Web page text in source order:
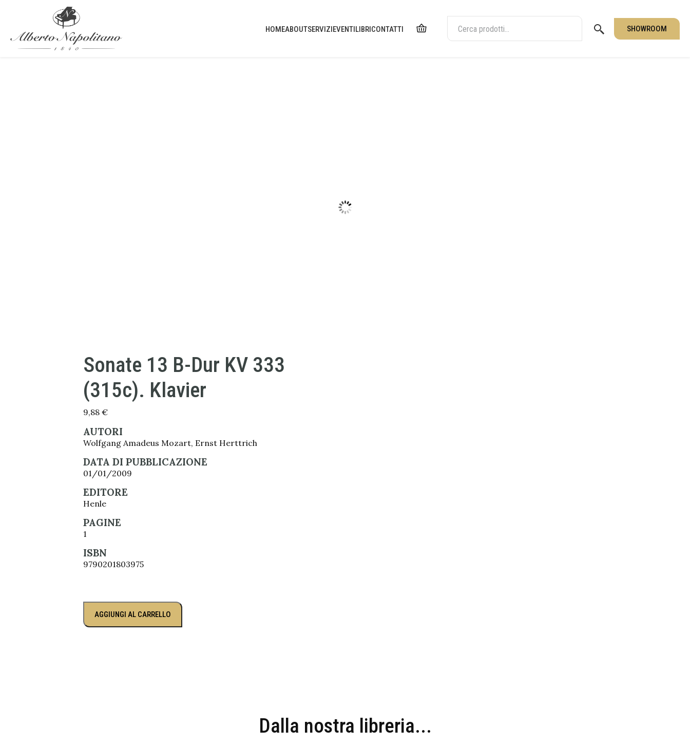
HOMEABOUTSERVIZIEVENTILIBRICONTATTI SHOWROOM
Sonate 13 B-Dur KV 333
(315c). Klavier
9,88 €
AUTORI
Wolfgang Amadeus Mozart, Ernst Herttrich
DATA DI PUBBLICAZIONE
01/01/2009
EDITORE
Henle
PAGINE
1
ISBN
9790201803975
AGGIUNGI AL CARRELLO
Dalla nostra libreria...